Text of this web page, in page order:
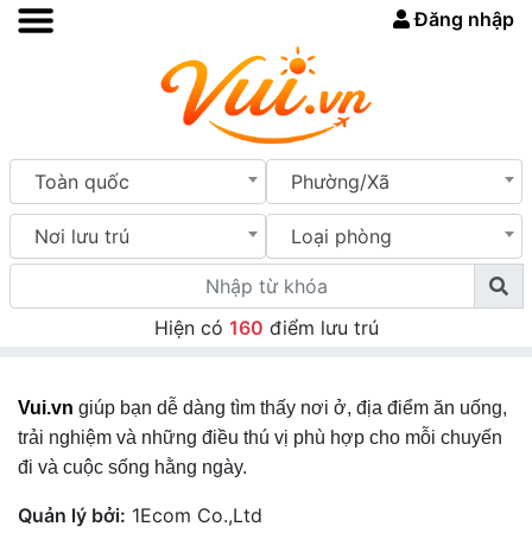
Đăng nhập
Toàn quốc Phường/Xã
Nơi lưu trú Loại phòng
Hiện có 160 điểm lưu trú
Vui.vn giúp bạn dễ dàng tìm thấy nơi ở, địa điểm ăn uống,
trải nghiệm và những điều thú vị phù hợp cho mỗi chuyến
đi và cuộc sống hằng ngày.
Quản lý bởi: 1Ecom Co.,Ltd